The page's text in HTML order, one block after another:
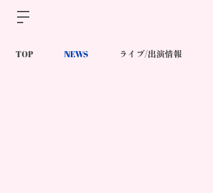
TOP NEWS ライブ/出演情報